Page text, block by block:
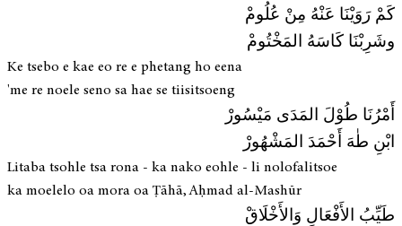
كَمْ رَوَيْنَا عَنْهُ مِنْ عُلُومْ
وشَرِبْنَا كَاسَهُ المَخْتُومْ
Ke tsebo e kae eo re e phetang ho eena
'me re noele seno sa hae se tiisitsoeng
أَمْرُنَا طُوْلَ المَدَى مَيْسُورْ
ابْنِ طٰهَ أَحْمَدَ المَشْهُورْ
Litaba tsohle tsa rona - ka nako eohle - li nolofalitsoe
ka moelelo oa mora oa Ṭāhā, Aḥmad al-Mashūr
طَيِّبُ الأَفْعَالِ وَالأَخْلَاقْ